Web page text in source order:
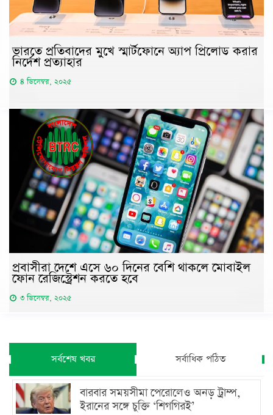
ভারতে প্রতিবাদের মুখে স্মার্টফোনে অ্যাপ প্রিলোড করার
নির্দেশ প্রত্যাহার
৪ ডিসেম্বর, ২০২৫
প্রবাসীরা দেশে এসে ৬০ দিনের বেশি থাকলে মোবাইল
ফোন রেজিস্ট্রেশন করতে হবে
৩ ডিসেম্বর, ২০২৫
সর্বশেষ খবর সর্বাধিক পঠিত
বারবার সময়সীমা পেরোলেও অনড় ট্রাম্প,
ইরানের সঙ্গে চুক্তি ‘শিগগিরই’